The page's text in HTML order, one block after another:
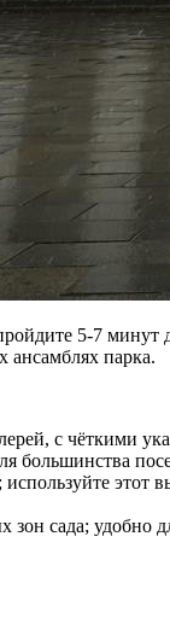
5-7 минут
ансамблях парка.
с чёткими
большинства
этот
зон сада; удобно